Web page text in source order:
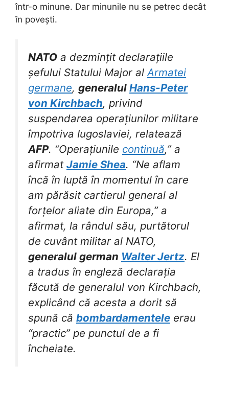
într-o minune. Dar minunile nu se petrec decât
în povești.
NATO a dezmințit declarațiile
șefului Statului Major al Armatei
germane, generalul Hans-Peter
von Kirchbach, privind
suspendarea operațiunilor militare
împotriva Iugoslaviei, relatează
AFP. “Operațiunile continuă,” a
afirmat Jamie Shea. “Ne aflam
încă în luptă în momentul în care
am părăsit cartierul general al
forțelor aliate din Europa,” a
afirmat, la rândul său, purtătorul
de cuvânt militar al NATO,
generalul german Walter Jertz. El
a tradus în engleză declarația
făcută de generalul von Kirchbach,
explicând că acesta a dorit să
spună că bombardamentele erau
“practic” pe punctul de a fi
încheiate.